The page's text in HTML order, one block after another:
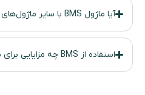
آیا ماژول BMS با سایر ماژول‌های DCIM یکپارچه است؟
استفاده از BMS چه مزایایی برای مدیریت دیتاسنتر دارد؟